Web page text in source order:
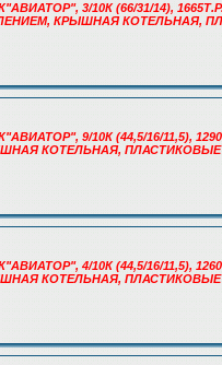
3/10К (66/31/14),
КРЫШНАЯ КОТЕЛЬНАЯ,
9/10К (44,5/16/11,5),
КОТЕЛЬНАЯ,
4/10К (44,5/16/11,5),
КОТЕЛЬНАЯ,